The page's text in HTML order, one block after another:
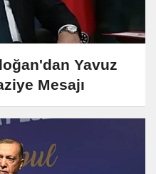
Yavuz
Mesajı